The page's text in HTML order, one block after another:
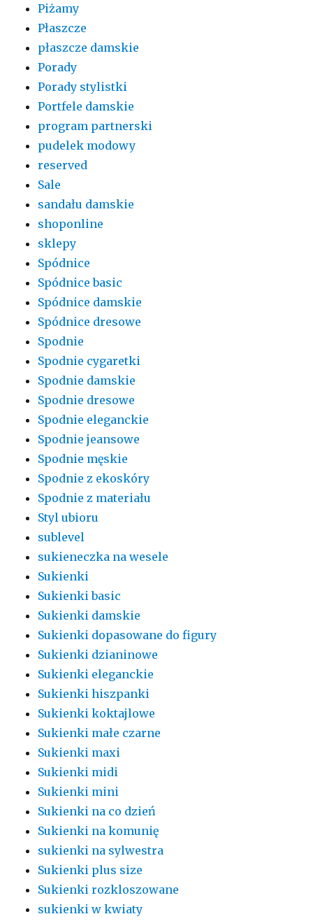
Piżamy
Płaszcze
płaszcze damskie
Porady
Porady stylistki
Portfele damskie
program partnerski
pudelek modowy
reserved
Sale
sandału damskie
shoponline
sklepy
Spódnice
Spódnice basic
Spódnice damskie
Spódnice dresowe
Spodnie
Spodnie cygaretki
Spodnie damskie
Spodnie dresowe
Spodnie eleganckie
Spodnie jeansowe
Spodnie męskie
Spodnie z ekoskóry
Spodnie z materiału
Styl ubioru
sublevel
sukieneczka na wesele
Sukienki
Sukienki basic
Sukienki damskie
Sukienki dopasowane do figury
Sukienki dzianinowe
Sukienki eleganckie
Sukienki hiszpanki
Sukienki koktajlowe
Sukienki małe czarne
Sukienki maxi
Sukienki midi
Sukienki mini
Sukienki na co dzień
Sukienki na komunię
sukienki na sylwestra
Sukienki plus size
Sukienki rozkloszowane
sukienki w kwiaty